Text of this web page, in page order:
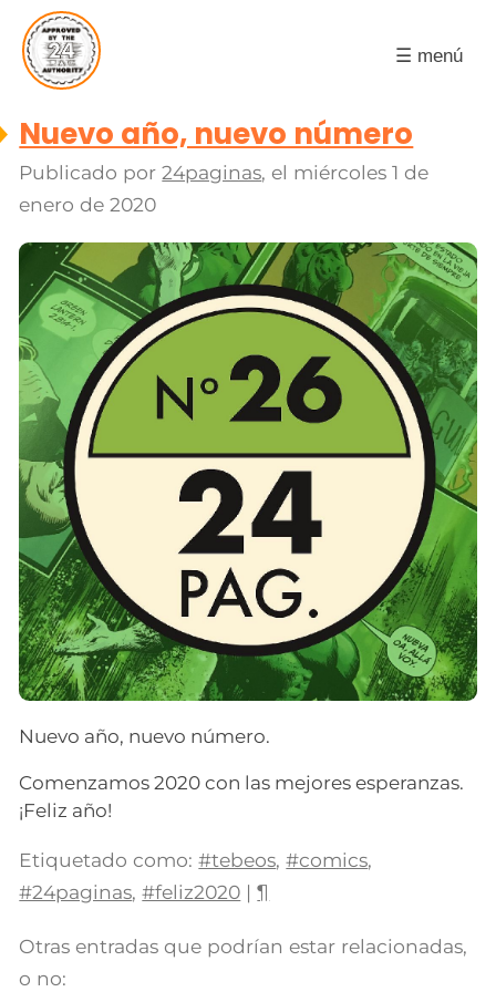
☰ menú
Nuevo año, nuevo número
Publicado por24paginas, el miércoles 1 de
enero de 2020
Nuevo año, nuevo número.
Comenzamos 2020 con las mejores esperanzas.
¡Feliz año!
Etiquetado como: #tebeos,#comics,
#24paginas,#feliz2020 |¶
Otras entradas que podrían estar relacionadas,
o no: